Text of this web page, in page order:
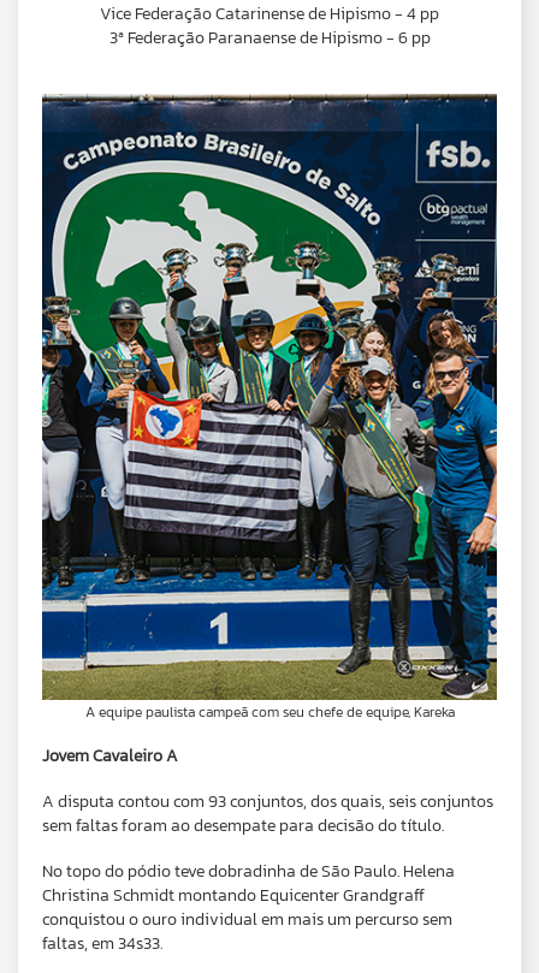
Vice Federação Catarinense de Hipismo - 4 pp
3ª Federação Paranaense de Hipismo - 6 pp
A equipe paulista campeã com seu chefe de equipe, Kareka
Jovem Cavaleiro A
A disputa contou com 93 conjuntos, dos quais, seis conjuntos
sem faltas foram ao desempate para decisão do título.
No topo do pódio teve dobradinha de São Paulo. Helena
Christina Schmidt montando Equicenter Grandgraff
conquistou o ouro individual em mais um percurso sem
faltas, em 34s33.